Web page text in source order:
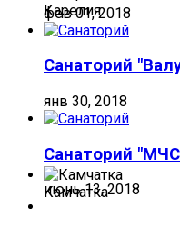
Карелия
Камчатка
фев 01, 2018
Санаторий
янв 30, 2018
Санаторий
июнь 13, 2018